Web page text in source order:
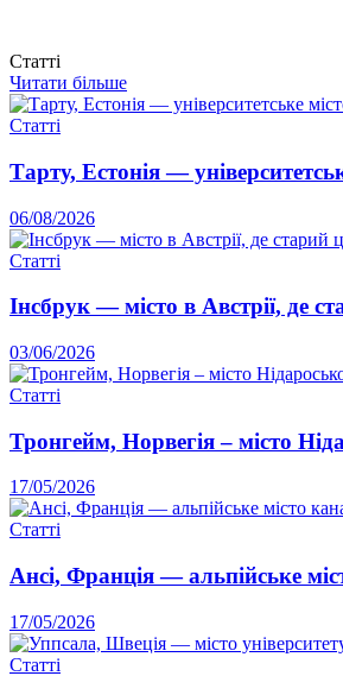
Статті
Читати більше
Статті
Тарту, Естонія —
06/08/2026
Статті
Інсбрук — місто в Австрії, де
03/06/2026
Статті
Тронгейм, Норвегія – місто
17/05/2026
Статті
Ансі, Франція — альпійське
17/05/2026
Статті